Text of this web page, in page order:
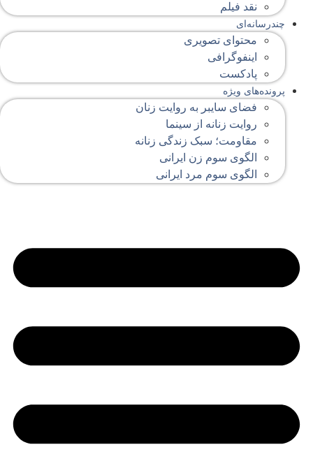
نقد فیلم
چندرسانه‌ای
محتوای تصویری
اینفوگرافی
پادکست
پرونده‌های ویژه
فضای سایبر به روایت زنان
روایت زنانه از سینما
مقاومت؛ سبک زندگی زنانه
الگوی سوم زن ایرانی
الگوی سوم مرد ایرانی